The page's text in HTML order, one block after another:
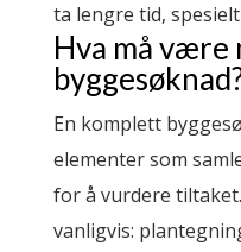
ta lengre tid,
Hva må være
En komplett
elementer som
for å vurdere
vanligvis: